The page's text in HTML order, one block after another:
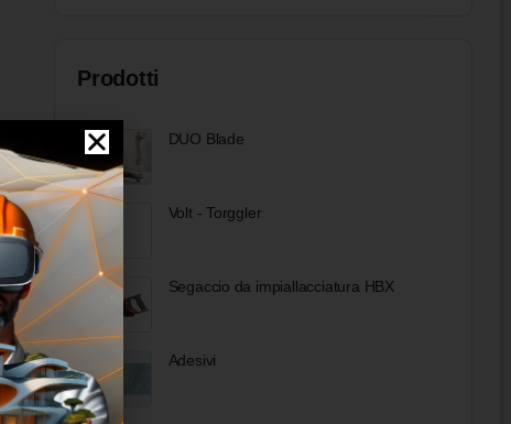
Prodotti
DUO Blade
Volt - Torggler
Segaccio da impiallacciatura HBX
Adesivi